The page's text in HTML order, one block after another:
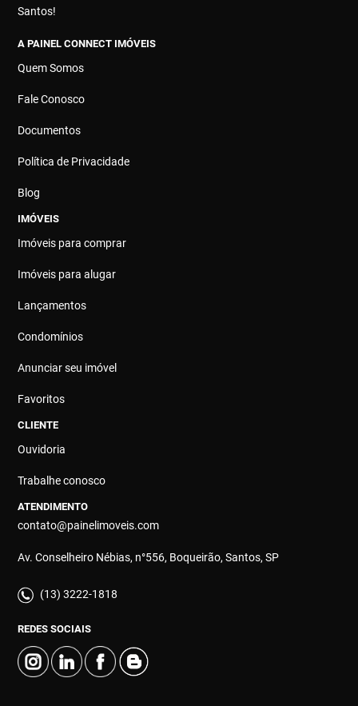
Santos!
A PAINEL CONNECT IMÓVEIS
Quem Somos
Fale Conosco
Documentos
Política de Privacidade
Blog
IMÓVEIS
Imóveis para comprar
Imóveis para alugar
Lançamentos
Condomínios
Anunciar seu imóvel
Favoritos
CLIENTE
Ouvidoria
Trabalhe conosco
ATENDIMENTO
contato@painelimoveis.com
Av. Conselheiro Nébias, n°556, Boqueirão, Santos, SP
(13) 3222-1818
REDES SOCIAIS